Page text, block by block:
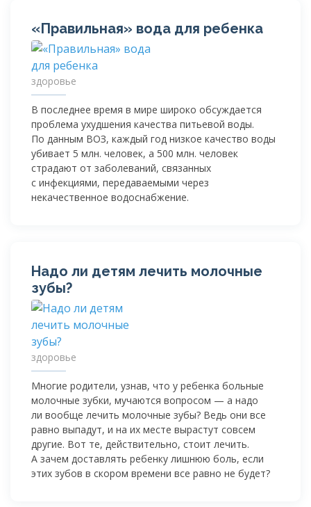
«Правильная» вода для ребенка
здоровье
В последнее время в мире широко обсуждается
проблема ухудшения качества питьевой воды.
По данным ВОЗ, каждый год низкое качество воды
убивает 5 млн. человек, а 500 млн. человек
страдают от заболеваний, связанных
с инфекциями, передаваемыми через
некачественное водоснабжение.
Надо ли детям лечить молочные
зубы?
здоровье
Многие родители, узнав, что у ребенка больные
молочные зубки, мучаются вопросом — а надо
ли вообще лечить молочные зубы? Ведь они все
равно выпадут, и на их месте вырастут совсем
другие. Вот те, действительно, стоит лечить.
А зачем доставлять ребенку лишнюю боль, если
этих зубов в скором времени все равно не будет?